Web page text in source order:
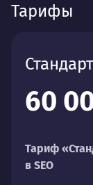
Тарифы
Стандарт
60
Тариф
в SEO